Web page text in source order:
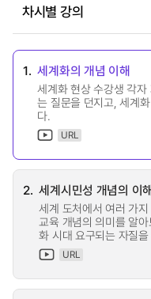
차시별 강의
1. 세계화의 개념 이해
세계화 현상 수강생 각
는 질문을 던지고, 세계
다.
URL
2. 세계시민성 개념의 이
세계 도처에서 여러 가
교육 개념의 의미를 알
화 시대 요구되는 자질을
URL